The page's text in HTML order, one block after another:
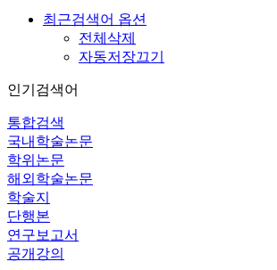
최근검색어 옵션
전체삭제
자동저장끄기
인기검색어
통합검색
국내학술논문
학위논문
해외학술논문
학술지
단행본
연구보고서
공개강의